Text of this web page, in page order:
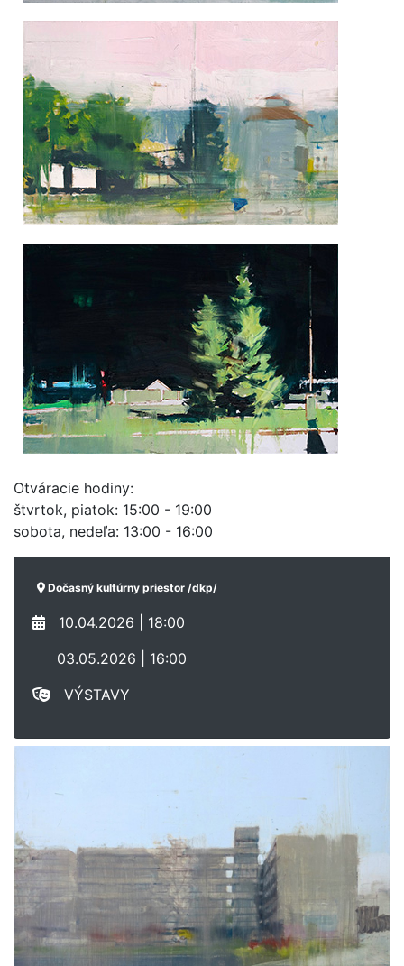
Otváracie hodiny:
štvrtok, piatok: 15:00 - 19:00
sobota, nedeľa: 13:00 - 16:00
Dočasný kultúrny priestor /dkp/
10.04.2026 | 18:00
03.05.2026 | 16:00
VÝSTAVY